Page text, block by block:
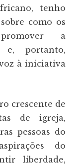
tenho
como os
a
e, portanto,
à iniciativa
crescente de
de igreja,
pessoas do
do
liberdade,